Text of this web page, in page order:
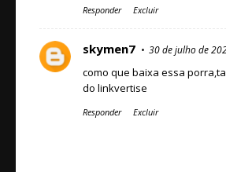
Responder Excluir
skymen7 30 de julho de
como que baixa essa
do linkvertise
Responder Excluir